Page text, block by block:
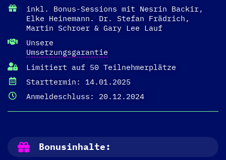
inkl. Bonus-Sessions mit Nesrin Backir,
Elke Heinemann. Dr. Stefan Frädrich,
Martin Schroer & Gary Lee Lauf
Unsere
Umsetzungsgarantie
Limitiert auf 50 Teilnehmerplätze
Starttermin: 14.01.2025
Anmeldeschluss: 20.12.2024
Bonusinhalte: